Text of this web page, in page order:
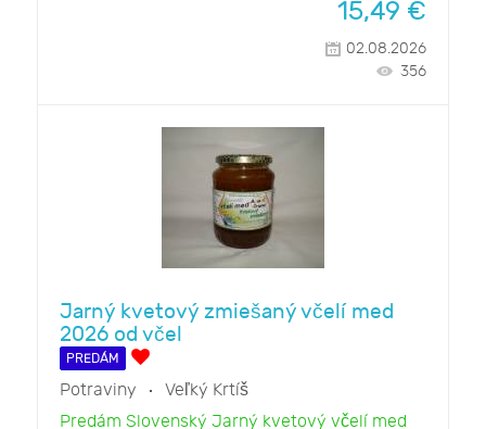
15,49 €
02.08.2026
356
Jarný kvetový zmiešaný včelí med
2026 od včel
PREDÁM
Potraviny
Veľký Krtíš
Predám Slovenský Jarný kvetový včelí med